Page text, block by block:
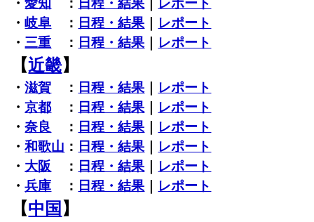
・岐阜 ： 日程・結果
レポート
・ 三重 ： 日程・結果 レポート
【近畿】
・滋賀 ： 日程・結果
レポート
・京都 ： 日程・結果
レポート
・奈良 ： 日程・結果
レポート
・和歌山 ： 日程・結果
レポート
・ 大阪 ： 日程・結果
レポート
・兵庫 ： 日程・結果 レポート
【中国 】